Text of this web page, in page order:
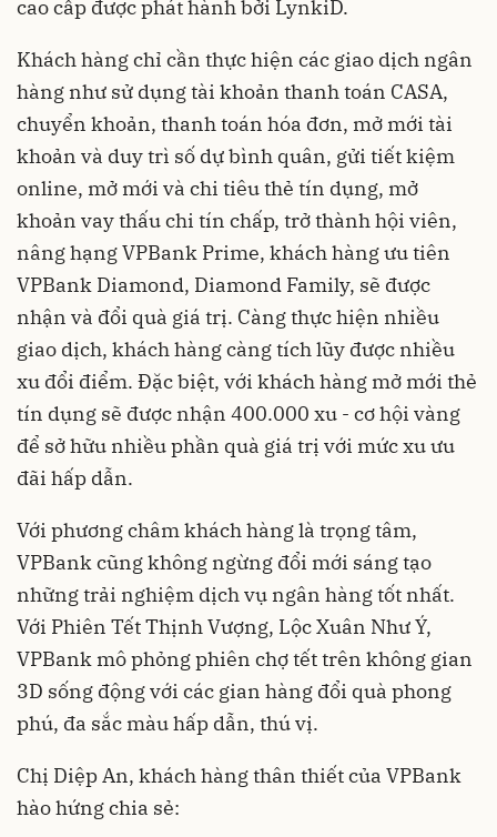
cao cấp được phát hành bởi LynkiD.
Khách hàng chỉ cần thực hiện các giao dịch ngân
hàng như sử dụng tài khoản thanh toán CASA,
chuyển khoản, thanh toán hóa đơn, mở mới tài
khoản và duy trì số dự bình quân, gửi tiết kiệm
online, mở mới và chi tiêu thẻ tín dụng, mở
khoản vay thấu chi tín chấp, trở thành hội viên,
nâng hạng VPBank Prime, khách hàng ưu tiên
VPBank Diamond, Diamond Family, sẽ được
nhận và đổi quà giá trị. Càng thực hiện nhiều
giao dịch, khách hàng càng tích lũy được nhiều
xu đổi điểm. Đặc biệt, với khách hàng mở mới thẻ
tín dụng sẽ được nhận 400.000 xu - cơ hội vàng
để sở hữu nhiều phần quà giá trị với mức xu ưu
đãi hấp dẫn.
Với phương châm khách hàng là trọng tâm,
VPBank cũng không ngừng đổi mới sáng tạo
những trải nghiệm dịch vụ ngân hàng tốt nhất.
Với Phiên Tết Thịnh Vượng, Lộc Xuân Như Ý,
VPBank mô phỏng phiên chợ tết trên không gian
3D sống động với các gian hàng đổi quà phong
phú, đa sắc màu hấp dẫn, thú vị.
Chị Diệp An, khách hàng thân thiết của VPBank
hào hứng chia sẻ: